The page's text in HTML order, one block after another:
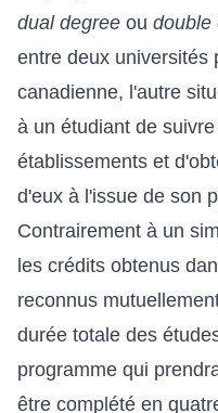
dual degree ou double
entre deux
canadienne, l'autre
à un étudiant de
établissements et
d'eux à l'issue de son
Contrairement à un
les crédits obtenus
reconnus
durée totale des
programme qui
être complété en